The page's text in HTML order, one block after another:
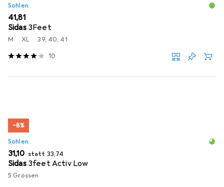
Sohlen
EUR
41,81
Sidas 3Feet
M XL 39, 40, 41
10
−8%
Sohlen
EUR
31,10 statt EUR
33,74
Sidas 3feet Activ Low
5 Grössen